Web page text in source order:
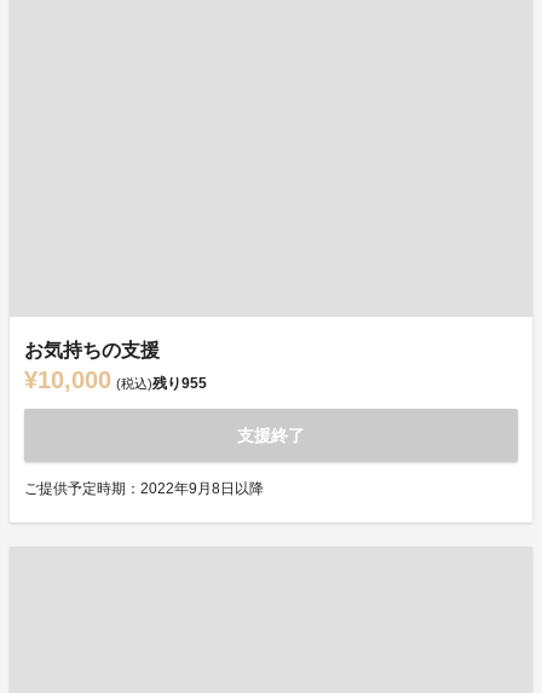
お気持ちの支援
¥10,000 (税込)残り955
支援終了
ご提供予定時期：2022年9月8日以降